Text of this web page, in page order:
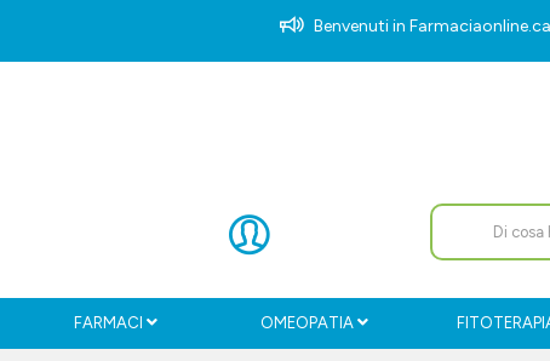
Benvenuti in
FARMACI OMEOPATIA